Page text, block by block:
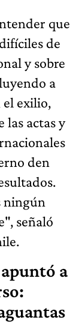
que
de
y sobre
a
el exilio,
las actas y
den
ningún
señaló
a